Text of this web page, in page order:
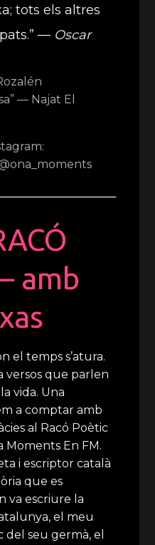
tots els altres
— Oscar
— Najat El
amb
el temps s’atura.
versos que parlen
vida. Una
a comptar amb
al Racó Poètic
Moments En FM.
i escriptor català
que es
va escriure la
el meu
del seu germà, el